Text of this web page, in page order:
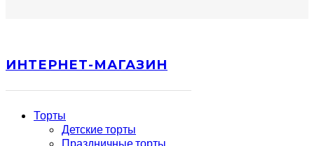
ИНТЕРНЕТ-МАГАЗИН
Торты
Детские торты
Праздничные торты